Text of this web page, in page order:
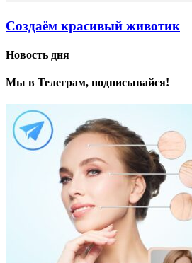
Создаём красивый животик
Новость дня
Мы в Телеграм, подписывайся!